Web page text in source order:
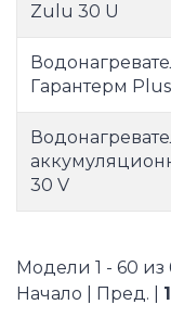
Zulu 30 U
Гарантерм
30 V
Модели 1 - 60 из
Начало | Пред. | 1